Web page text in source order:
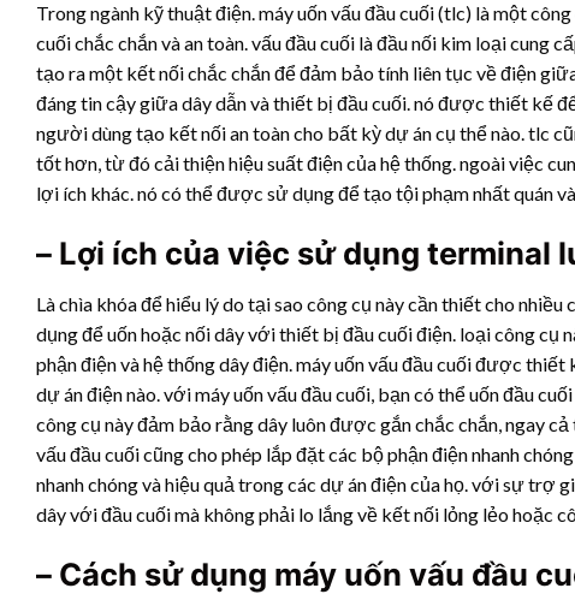
Trong ngành kỹ thuật điện. máy uốn vấu đầu cuối (tlc) là một
cuối chắc chắn và an toàn. vấu đầu cuối là đầu nối kim loại cung
tạo ra một kết nối chắc chắn để đảm bảo tính liên tục về điện
đáng tin cậy giữa dây dẫn và thiết bị đầu cuối. nó được thiết kế
người dùng tạo kết nối an toàn cho bất kỳ dự án cụ thể nào. tlc
tốt hơn, từ đó cải thiện hiệu suất điện của hệ thống. ngoài việc
lợi ích khác. nó có thể được sử dụng để tạo tội phạm nhất quán
– Lợi ích của việc sử dụng terminal
Là chìa khóa để hiểu lý do tại sao công cụ này cần thiết cho
dụng để uốn hoặc nối dây với thiết bị đầu cuối điện. loại công cụ
phận điện và hệ thống dây điện. máy uốn vấu đầu cuối được
dự án điện nào. với máy uốn vấu đầu cuối, bạn có thể uốn đầu
công cụ này đảm bảo rằng dây luôn được gắn chắc chắn, ngay
vấu đầu cuối cũng cho phép lắp đặt các bộ phận điện nhanh
nhanh chóng và hiệu quả trong các dự án điện của họ. với sự trợ
dây với đầu cuối mà không phải lo lắng về kết nối lỏng lẻo hoặc
– Cách sử dụng máy uốn vấu đầu